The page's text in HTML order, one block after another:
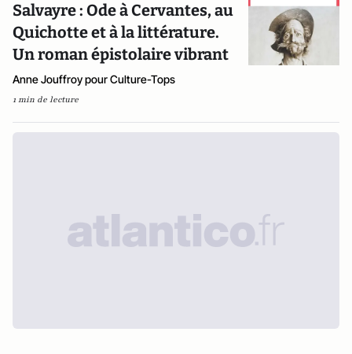
Salvayre : Ode à Cervantes, au
Quichotte et à la littérature.
Un roman épistolaire vibrant
Anne Jouffroy pour Culture-Tops
1 min de lecture